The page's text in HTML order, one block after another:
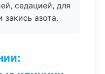
седацией, для
азота.